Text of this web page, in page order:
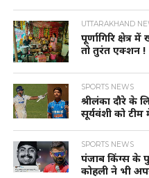
UTTARAKHAND
पूर्णागिरि क्षेत्र
तो तुरंत एक्शन !
SPORTS NEWS
श्रीलंका दौरे के
सूर्यवंशी को टीम
SPORTS NEWS
पंजाब किंग्स के
कोहली ने भी